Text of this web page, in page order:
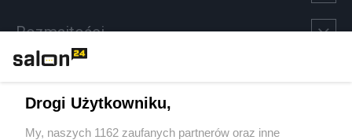
Rozmaitości
Sport
Drogi Użytkowniku,
My, naszych 1162 zaufanych partnerów oraz inne